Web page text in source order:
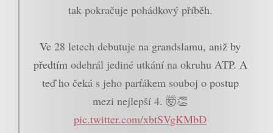
tak pokračuje pohádkový příběh.
Ve 28 letech debutuje na grandslamu, aniž by
předtím odehrál jediné utkání na okruhu ATP. A
teď ho čeká s jeho parťákem souboj o postup
mezi nejlepší 4. 🤯👏
pic.twitter.com/xbtSVgKMbD